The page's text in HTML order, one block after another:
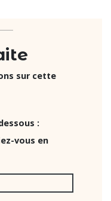
sur cette
:
vous en